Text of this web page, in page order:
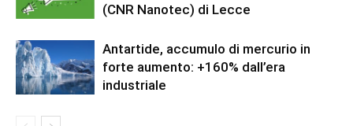
(CNR Nanotec) di Lecce
Antartide, accumulo di mercurio in
forte aumento: +160% dall’era
industriale